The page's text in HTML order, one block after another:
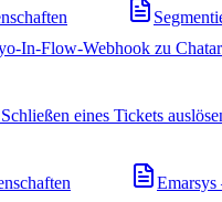
In-Flow-Webhook zu
eines Tickets
Emarsys